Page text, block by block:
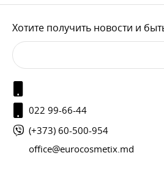
Хотите получить новости и
022 99-66-44
(+373) 60-500-954
office@eurocosmetix.md